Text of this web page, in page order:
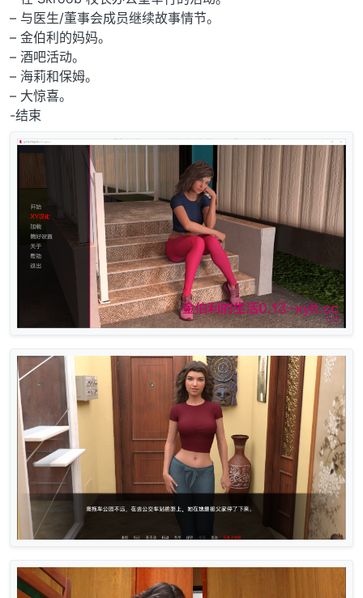
– 与医生/董事会成员继续故事情节。
– 金伯利的妈妈。
– 酒吧活动。
– 海莉和保姆。
– 大惊喜。
-结束